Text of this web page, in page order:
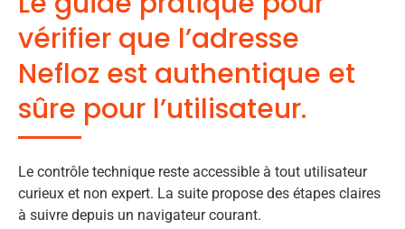
vérifier que l’adresse
Nefloz est authentique et
sûre pour l’utilisateur.
Le contrôle technique reste accessible à tout utilisateur
curieux et non expert. La suite propose des étapes claires
à suivre depuis un navigateur courant.